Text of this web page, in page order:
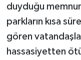
duyduğu
parkların kısa
gören
hassasiyetten